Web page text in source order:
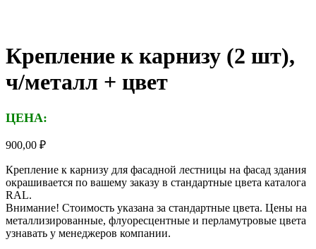
Крепление к карнизу (2 шт),
ч/металл + цвет
ЦЕНА:
900,00 ₽
Крепление к карнизу для фасадной лестницы на фасад здания
окрашивается по вашему заказу в стандартные цвета каталога
RAL.
Внимание! Стоимость указана за стандартные цвета. Цены на
металлизированные, флуоресцентные и перламутровые цвета
узнавать у менеджеров компании.